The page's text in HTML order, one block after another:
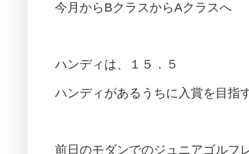
今月からBクラスからAクラスへ
ハンディは、１５．５
ハンディがあるうちに入賞を目指
前日のモダンでのジュニアゴルフ